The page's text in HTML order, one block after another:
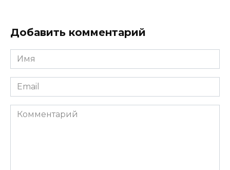
Добавить комментарий
Имя
*
Email
*
Комментарий